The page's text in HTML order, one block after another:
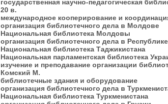
государственная научно-педагогическая
20 в.
международное кооперирование и
организация библиотечного дела в Молдове
Национальная библиотека Молдовы
организация библиотечного дела в
Национальная библиотека Таджикистана
Национальная парламентская библиотека
изучение и преподавание организации
Комский М.
библиотечные здания и оборудование
организация библиотечного дела в
Национальная библиотека Туркменистана